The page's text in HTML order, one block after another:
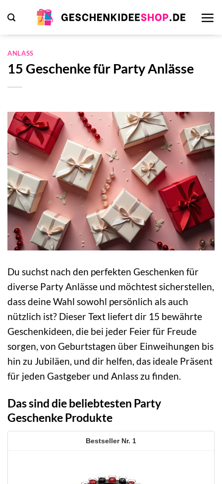
Inhalt
springen
ANLASS
15 Geschenke für Party Anlässe
Du suchst nach den perfekten Geschenken für
diverse Party Anlässe und möchtest sicherstellen,
dass deine Wahl sowohl persönlich als auch
nützlich ist? Dieser Text liefert dir 15 bewährte
Geschenkideen, die bei jeder Feier für Freude
sorgen, von Geburtstagen über Einweihungen bis
hin zu Jubiläen, und dir helfen, das ideale Präsent
für jeden Gastgeber und Anlass zu finden.
Das sind die beliebtesten Party
Geschenke Produkte
1